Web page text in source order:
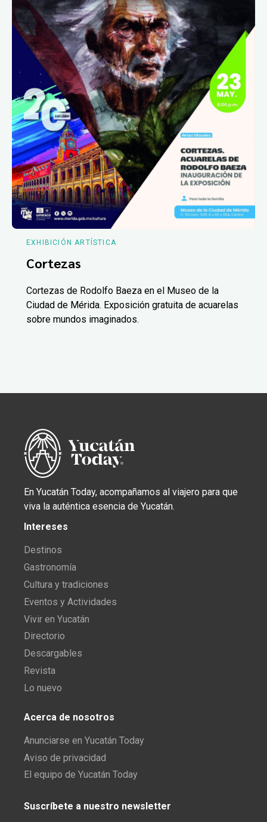
EXHIBICIÓN ARTÍSTICA
Cortezas
Cortezas de Rodolfo Baeza en el Museo de la
Ciudad de Mérida. Exposición gratuita de acuarelas
sobre mundos imaginados.
En Yucatán Today, acompañamos al viajero para que
viva la auténtica esencia de Yucatán.
Intereses
Destinos
Gastronomía
Cultura y tradiciones
Eventos y Actividades
Vivir en Yucatán
Directorio
Descargables
Revista
Lo nuevo
Acerca de nosotros
Anunciarse en Yucatán Today
Aviso de privacidad
El equipo de Yucatán Today
Suscríbete a nuestro newsletter